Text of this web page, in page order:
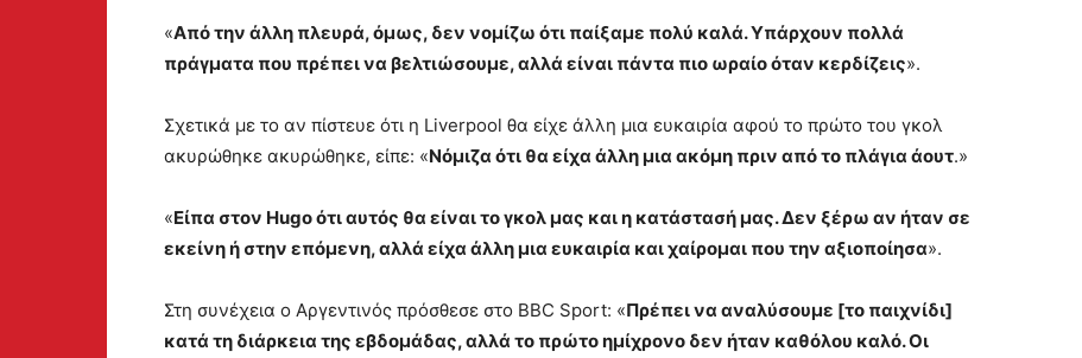
«Από την άλλη πλευρά, όμως, δεν νομίζω ότι παίξαμε πολύ καλά. Υπάρχουν πολλά
πράγματα που πρέπει να βελτιώσουμε, αλλά είναι πάντα πιο ωραίο όταν κερδίζεις».
Σχετικά με το αν πίστευε ότι η Liverpool θα είχε άλλη μια ευκαιρία αφού το πρώτο του γκολ
ακυρώθηκε ακυρώθηκε, είπε: «Νόμιζα ότι θα είχα άλλη μια ακόμη πριν από το πλάγια άουτ.»
«Είπα στον Hugo ότι αυτός θα είναι το γκολ μας και η κατάστασή μας. Δεν ξέρω αν ήταν σε
εκείνη ή στην επόμενη, αλλά είχα άλλη μια ευκαιρία και χαίρομαι που την αξιοποίησα».
Στη συνέχεια ο Αργεντινός πρόσθεσε στο BBC Sport: «Πρέπει να αναλύσουμε [το παιχνίδι]
κατά τη διάρκεια της εβδομάδας, αλλά το πρώτο ημίχρονο δεν ήταν καθόλου καλό. Οι